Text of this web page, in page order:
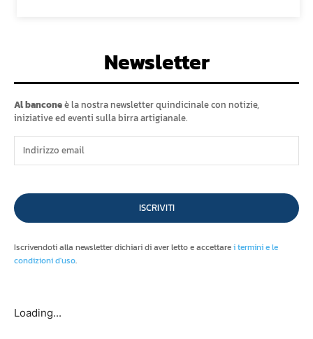
Newsletter
Al banconeè la nostra newsletter quindicinale con notizie,
iniziative ed eventi sulla birra artigianale.
ISCRIVITI
Iscrivendoti alla newsletter dichiari di aver letto e accettarei termini e le
condizioni d'uso.
Loading...